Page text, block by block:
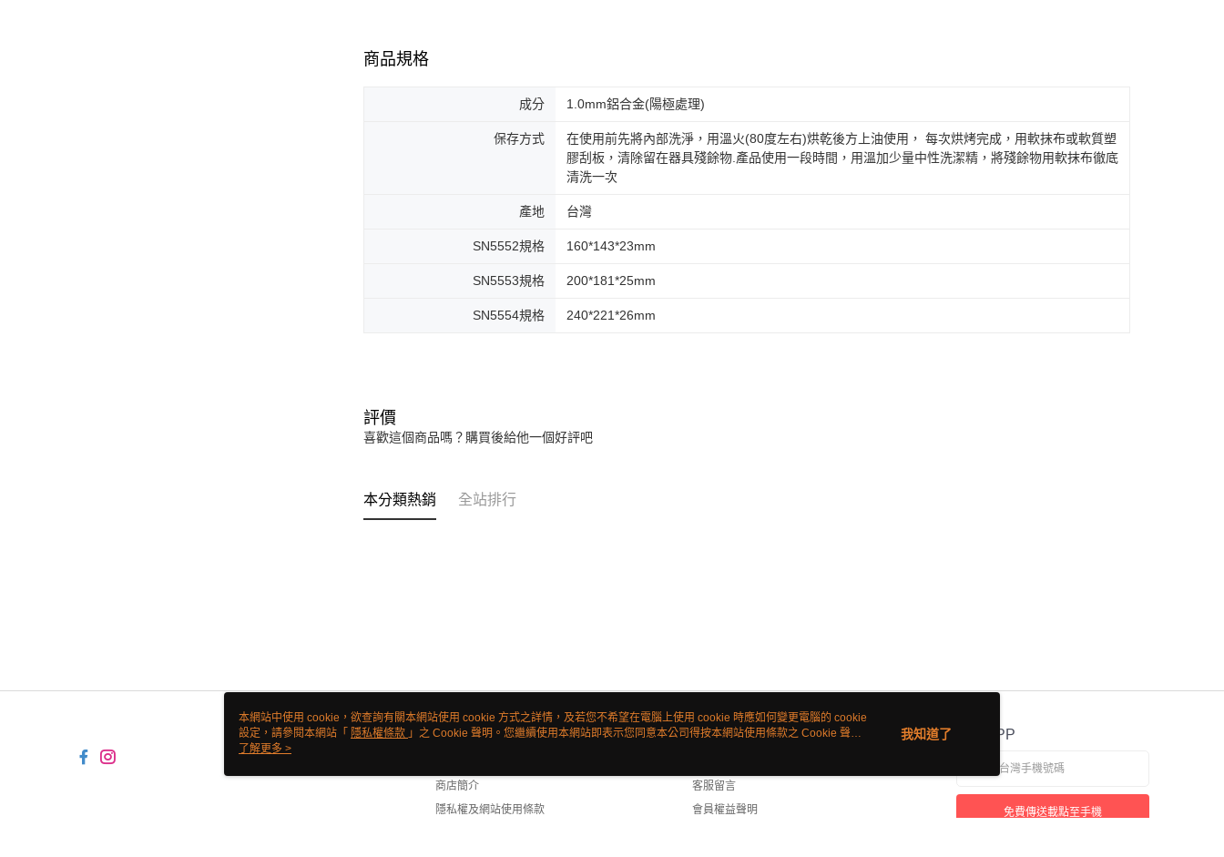
商品規格
成分 1.0mm鋁合金(陽極處理)
保存方式
在使用前先將內部洗淨，用溫火(80度左右)烘乾後方上油使用， 每次烘烤完成，用軟抹布或軟質塑
膠刮板，清除留在器具殘餘物.產品使用一段時間，用溫加少量中性洗潔精，將殘餘物用軟抹布徹底
清洗一次
產地 台灣
SN5552規格 160*143*23mm
SN5553規格 200*181*25mm
SN5554規格 240*221*26mm
評價
喜歡這個商品嗎？購買後給他一個好評吧
本分類熱銷 全站排行
關於我們
商店簡介
隱私權及網站使用條款
客服資訊
客服留言
會員權益聲明
官方APP
免費傳送載點至手機
本網站中使用 cookie，欲查詢有關本網站使用 cookie 方式之詳情，及若您不希望在電腦上使用 cookie 時應如何變更電腦的 cookie
設定，請參閱本網站「 隱私權條款 」之 Cookie 聲明。您繼續使用本網站即表示您同意本公司得按本網站使用條款之 Cookie 聲明
使用 cookie。
了解更多 >
我知道了